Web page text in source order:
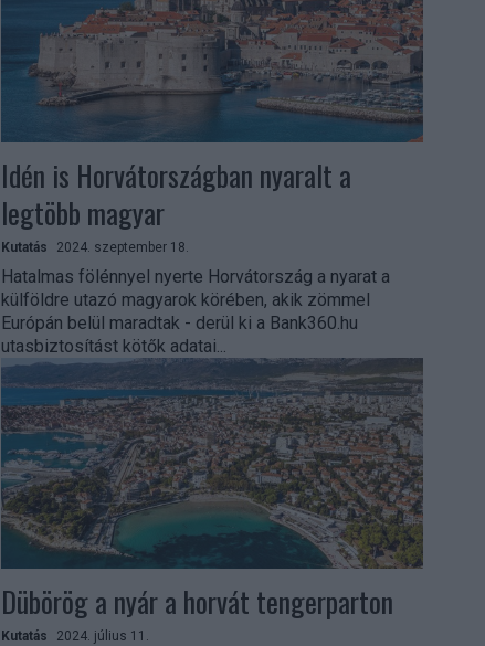
Idén is Horvátországban nyaralt a
legtöbb magyar
Kutatás 2024. szeptember 18.
Hatalmas fölénnyel nyerte Horvátország a nyarat a
külföldre utazó magyarok körében, akik zömmel
Európán belül maradtak - derül ki a Bank360.hu
utasbiztosítást kötők adatai...
Dübörög a nyár a horvát tengerparton
Kutatás 2024. július 11.